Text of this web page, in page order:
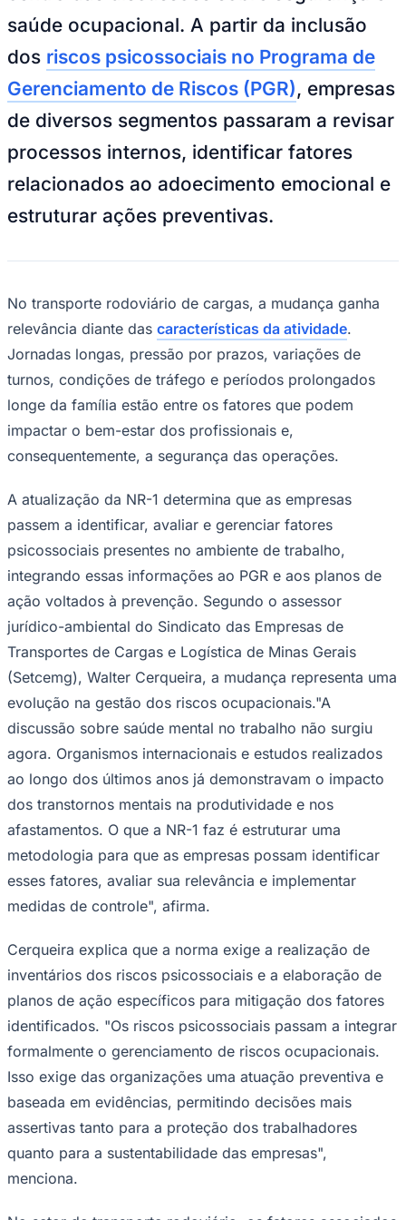
Mundial 2026
Times - Ir direto
Corinthians
Palmeiras
saúde ocupacional. A partir da inclusão
dos riscos psicossociais no Programa de
Gerenciamento de Riscos (PGR), empresas
de diversos segmentos passaram a revisar
processos internos, identificar fatores
relacionados ao adoecimento emocional e
estruturar ações preventivas.
No transporte rodoviário de cargas, a mudança ganha
relevância diante das características da atividade.
Jornadas longas, pressão por prazos, variações de
turnos, condições de tráfego e períodos prolongados
longe da família estão entre os fatores que podem
impactar o bem-estar dos profissionais e,
consequentemente, a segurança das operações.
A atualização da NR-1 determina que as empresas
passem a identificar, avaliar e gerenciar fatores
psicossociais presentes no ambiente de trabalho,
integrando essas informações ao PGR e aos planos de
ação voltados à prevenção. Segundo o assessor
jurídico-ambiental do Sindicato das Empresas de
Transportes de Cargas e Logística de Minas Gerais
(Setcemg), Walter Cerqueira, a mudança representa uma
evolução na gestão dos riscos ocupacionais."A
discussão sobre saúde mental no trabalho não surgiu
agora. Organismos internacionais e estudos realizados
ao longo dos últimos anos já demonstravam o impacto
dos transtornos mentais na produtividade e nos
afastamentos. O que a NR-1 faz é estruturar uma
metodologia para que as empresas possam identificar
esses fatores, avaliar sua relevância e implementar
medidas de controle", afirma.
Cerqueira explica que a norma exige a realização de
inventários dos riscos psicossociais e a elaboração de
planos de ação específicos para mitigação dos fatores
identificados. "Os riscos psicossociais passam a integrar
formalmente o gerenciamento de riscos ocupacionais.
Isso exige das organizações uma atuação preventiva e
baseada em evidências, permitindo decisões mais
assertivas tanto para a proteção dos trabalhadores
quanto para a sustentabilidade das empresas",
menciona.